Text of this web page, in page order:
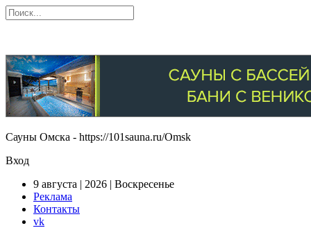
Сауны Омска - https://101sauna.ru/Omsk
Вход
9 августа | 2026 | Воскресенье
Реклама
Контакты
vk